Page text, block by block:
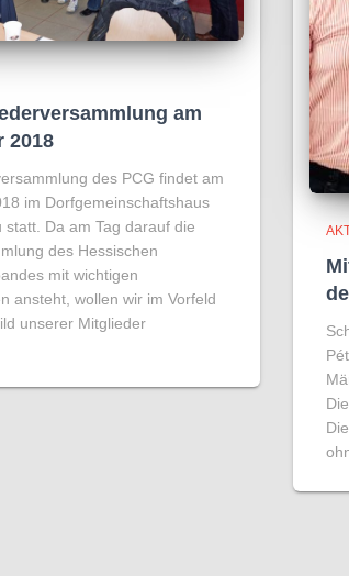
am
2018
des PCG findet am
im Dorfgemeinschaftshaus
statt. Da am Tag darauf die
des Hessischen
mit wichtigen
ansteht, wollen wir im Vorfeld
unserer Mitglieder